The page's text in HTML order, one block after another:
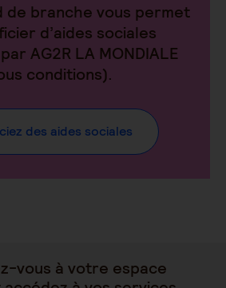
branche vous permet
d’aides sociales
AG2R LA MONDIALE
conditions).
des aides sociales
vous à votre espace